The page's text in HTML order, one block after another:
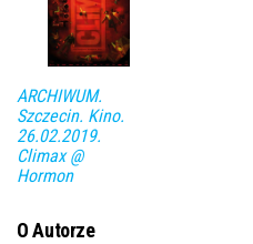
ARCHIWUM.
Szczecin. Kino.
26.02.2019.
Climax @
Hormon
O Autorze